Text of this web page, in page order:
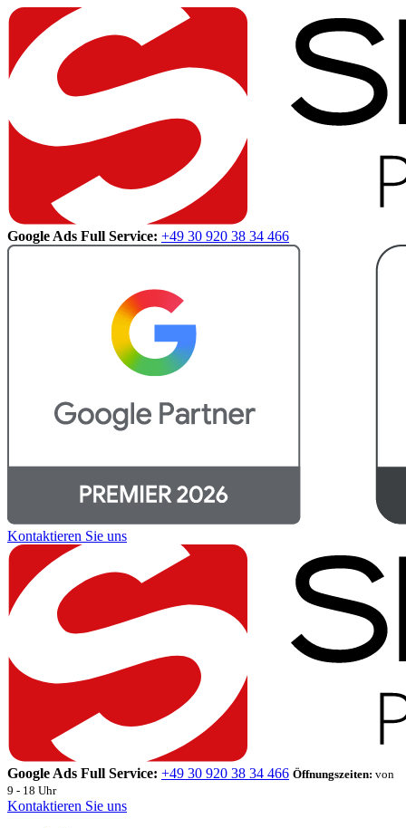
Google Ads Full Service: +49 30 920 38 34 466
Kontaktieren Sie uns
Google Ads Full Service: +49 30 920 38 34 466 Öffnungszeiten: von
9 - 18 Uhr
Kontaktieren Sie uns